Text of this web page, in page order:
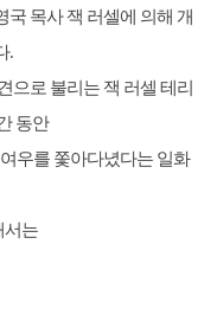
국 목사 잭 러셀에 의해 개
.
으로 불리는 잭 러셀 테리
동안
우를 쫓아다녔다는 일화
서는